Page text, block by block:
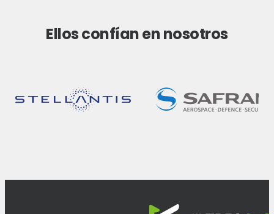
Ellos confían en nosotros